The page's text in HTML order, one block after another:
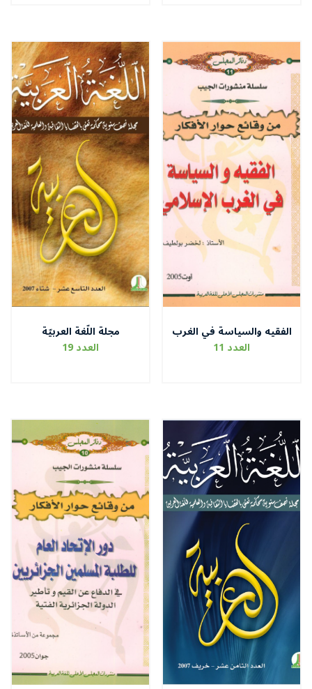
الفقيه والسياسة في الغرب
الاسلامي
العدد 11
مجلة اللّغة العربيّة
العدد 19